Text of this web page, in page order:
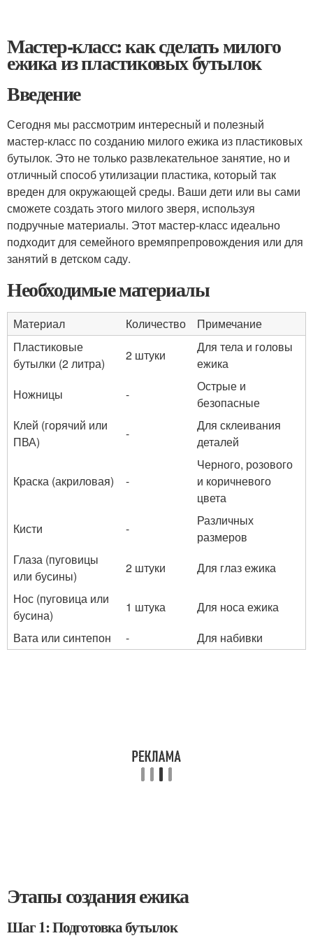
Мастер-класс: как сделать милого
ежика из пластиковых бутылок
Введение
Сегодня мы рассмотрим интересный и полезный
мастер-класс по созданию милого ежика из пластиковых
бутылок. Это не только развлекательное занятие, но и
отличный способ утилизации пластика, который так
вреден для окружающей среды. Ваши дети или вы сами
сможете создать этого милого зверя, используя
подручные материалы. Этот мастер-класс идеально
подходит для семейного времяпрепровождения или для
занятий в детском саду.
Необходимые материалы
Материал Количество
Примечание
Пластиковые
бутылки (2 литра)
2 штуки
Для тела и головы
ежика
Ножницы
-
Острые и
безопасные
Клей (горячий или
ПВА)
-
Для склеивания
деталей
Краска (акриловая) -
Черного, розового
и коричневого
цвета
Кисти
-
Различных
размеров
Глаза (пуговицы
или бусины)
2 штуки
Для глаз ежика
Нос (пуговица или
бусина)
1 штука
Для носа ежика
Вата или синтепон
- Для набивки
Этапы создания ежика
Шаг 1: Подготовка бутылок